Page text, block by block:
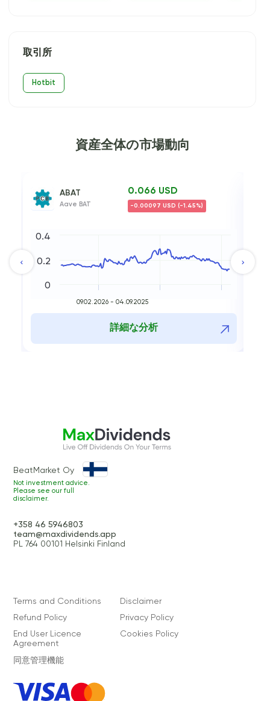
取引所
Hotbit
資産全体の市場動向
ABAT 0.066 USD
Aave BAT -0.00097 USD (-1.45%)
0
0.2
0.4
09.02.2026 - 04.09.2025
詳細な分析
BeatMarket Oy
Not investment advice.
Please see our full
disclaimer.
+358 46 5946803
team@maxdividends.app
PL 764 00101 Helsinki Finland
Terms and Conditions
Disclaimer
Privacy Policy
End User Licence
Agreement
Refund Policy
Cookies Policy
同意管理機能
VISA
Card